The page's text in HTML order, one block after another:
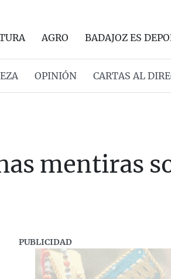
AGRO BADAJOZ ES
OPINIÓN CARTAS AL
mentiras
PUBLICIDAD